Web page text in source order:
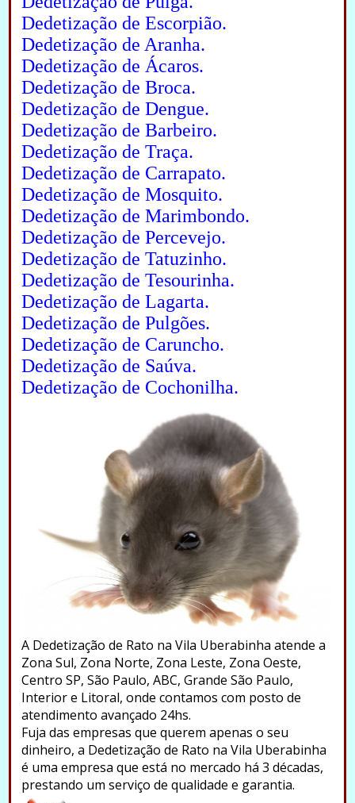
Dedetização de Escorpião.
Dedetização de Aranha.
Dedetização de Ácaros.
Dedetização de Broca.
Dedetização de Dengue.
Dedetização de Barbeiro.
Dedetização de Traça.
Dedetização de Carrapato.
Dedetização de Mosquito.
Dedetização de Marimbondo.
Dedetização de Percevejo.
Dedetização de Tatuzinho.
Dedetização de Tesourinha.
Dedetização de Lagarta.
Dedetização de Pulgões.
Dedetização de Caruncho.
Dedetização de Saúva.
Dedetização de Cochonilha.
A Dedetização de Rato na Vila Uberabinha atende a
Zona Sul, Zona Norte, Zona Leste, Zona Oeste,
Centro SP, São Paulo, ABC, Grande São Paulo,
Interior e Litoral, onde contamos com posto de
atendimento avançado 24hs.
Fuja das empresas que querem apenas o seu
dinheiro, a Dedetização de Rato na Vila Uberabinha
é uma empresa que está no mercado há 3 décadas,
prestando um serviço de qualidade e garantia.